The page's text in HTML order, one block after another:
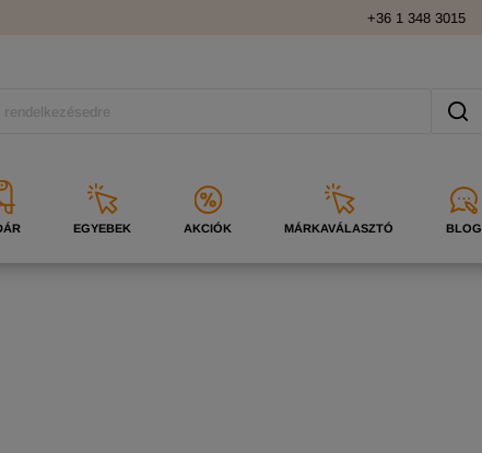
+36 1 348 3015
EGYEBEK AKCIÓK MÁRKAVÁLASZTÓ BLOG